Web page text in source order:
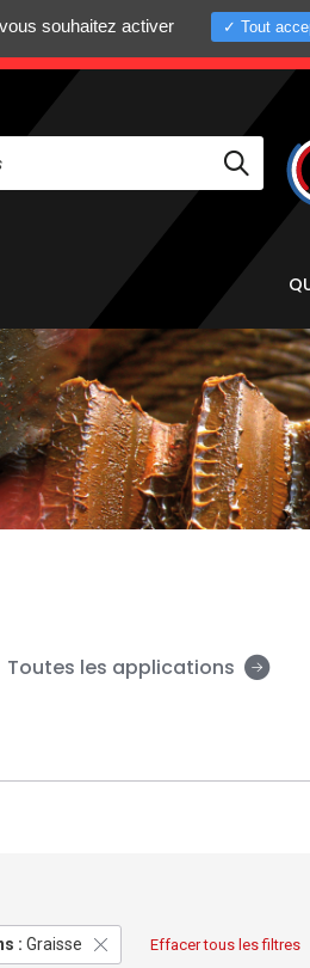
AU +33 (0)4 75 58
Toutes les applications
: Graisse Effacer tous les filtres
souhaitez activer Tout